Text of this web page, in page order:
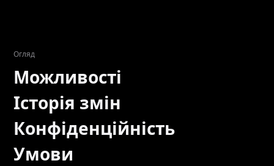
Огляд
Можливості
Історія змін
Конфіденційність
Умови